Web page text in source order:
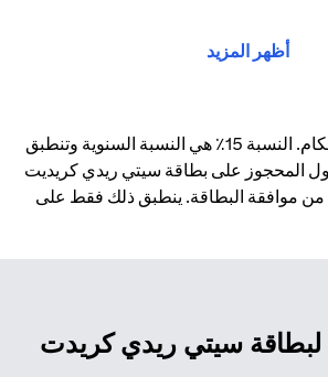
أظهر المزيد
تطبق الشروط والأحكام. النسبة 15٪ هي النسبة السنوية وتنطبق
المحجوز على بطاقة سيتي ريدي كريديت
موافقة البطاقة. ينطبق ذلك فقط على